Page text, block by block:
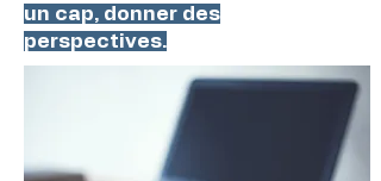
un cap, donner des
perspectives.